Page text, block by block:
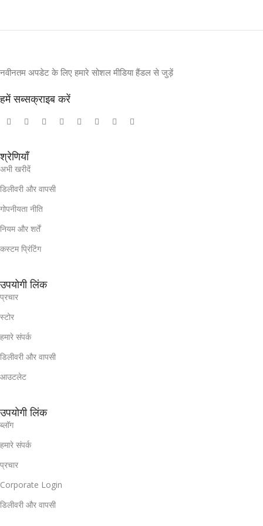
नवीनतम अपडेट के लिए हमारे सोशल मीडिया हैंडल से जुड़ें
हमें सब्सक्राइब करें
श्रेणियाँ
अभी खरीदें
डिलीवरी और वापसी
गोपनीयता नीति
नियम और शर्तें
कस्टम प्रिंटिंग
उपयोगी लिंक
प्रचार
स्टोर
हमारे संपर्क
डिलीवरी और वापसी
आउटलेट
उपयोगी लिंक
ब्लॉग
हमारे संपर्क
प्रचार
Corporate Login
डिलीवरी और वापसी